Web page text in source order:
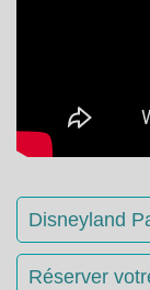
Disneyland
Réserver